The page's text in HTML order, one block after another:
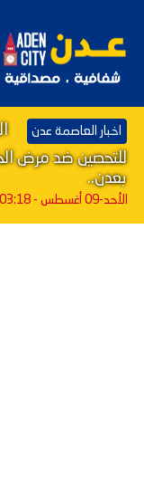
اخبار العاصمة عدن
للتحصين ضد مرض
بعدن..
الأحد-09 أغسطس - 03:18 ص